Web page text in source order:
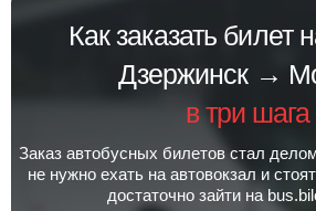
Как заказать билет
Дзержинск →
в три шага
Заказ автобусных билетов стал
не нужно ехать на автовокзал и
достаточно зайти на